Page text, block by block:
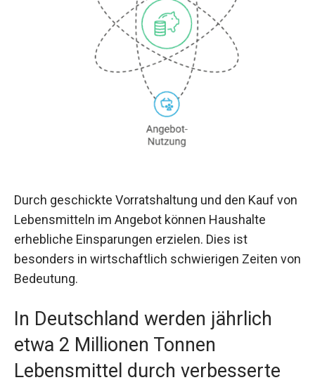
Durch geschickte Vorratshaltung und den Kauf von
Lebensmitteln im Angebot können Haushalte
erhebliche Einsparungen erzielen. Dies ist
besonders in wirtschaftlich schwierigen Zeiten von
Bedeutung.
In Deutschland werden jährlich
etwa 2 Millionen Tonnen
Lebensmittel durch verbesserte